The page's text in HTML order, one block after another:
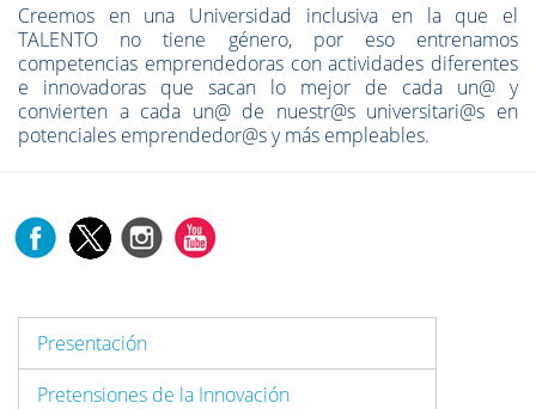
Creemos en una Universidad inclusiva en la que el
TALENTO no tiene género, por eso entrenamos
competencias emprendedoras con actividades diferentes
e innovadoras que sacan lo mejor de cada un@ y
convierten a cada un@ de nuestr@s universitari@s en
potenciales emprendedor@s y más empleables.
Presentación
Pretensiones de la Innovación